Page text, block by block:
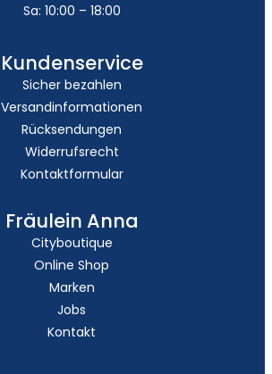
Sa: 10:00 – 18:00
Kundenservice
Sicher bezahlen
Versandinformationen
Rücksendungen
Widerrufsrecht
Kontaktformular
Fräulein Anna
Cityboutique
Online Shop
Marken
Jobs
Kontakt